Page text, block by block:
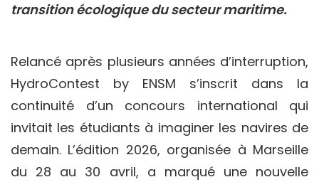
transition écologique du secteur maritime.
Relancé après plusieurs années d’interruption,
HydroContest by ENSM s’inscrit dans la
continuité d’un concours international qui
invitait les étudiants à imaginer les navires de
demain. L’édition 2026, organisée à Marseille
du 28 au 30 avril, a marqué une nouvelle